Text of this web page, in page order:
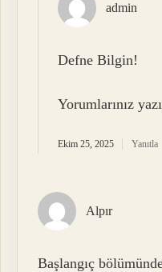
admin
Defne Bilgin!
Yorumlarınız
Ekim 25, 2025 Yanıtla
Alpır
Başlangıç